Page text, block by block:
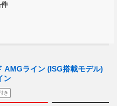
AMGライン (ISG搭載モデル)
ン
き